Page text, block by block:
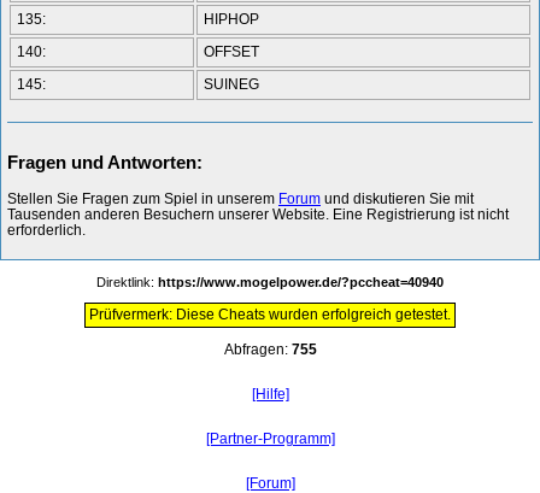
135:
HIPHOP
140:
OFFSET
145:
SUINEG
Fragen und Antworten:
Stellen Sie Fragen zum Spiel in unserem Forum und diskutieren Sie mit
Tausenden anderen Besuchern unserer Website. Eine Registrierung ist nicht
erforderlich.
Direktlink: https://www.mogelpower.de/?pccheat=40940
Prüfvermerk: Diese Cheats wurden erfolgreich getestet.
Abfragen: 755
[Hilfe]
[Partner-Programm]
[Forum]